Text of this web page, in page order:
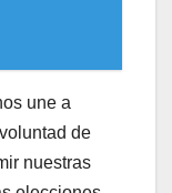
une a
de
nuestras